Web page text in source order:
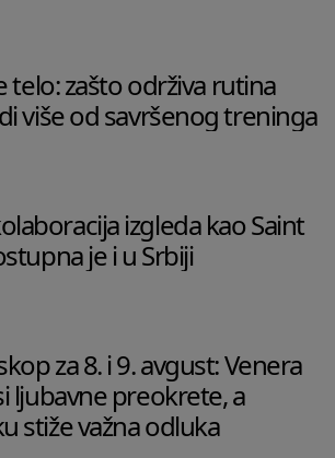
telo: zašto održiva rutina
više od savršenog treninga
izgleda kao Saint
je i u Srbiji
za 8. i 9. avgust: Venera
ljubavne preokrete, a
stiže važna odluka